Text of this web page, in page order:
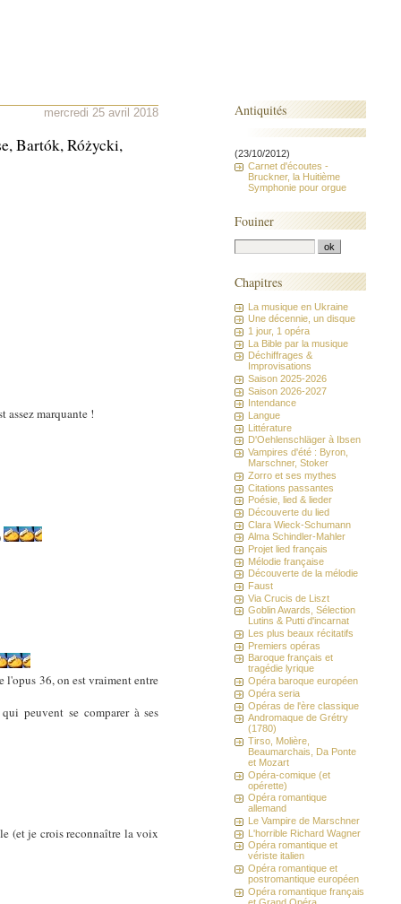
mercredi 25 avril 2018
Bartók, Różycki,
assez marquante !
l'opus 36, on est vraiment entre
peuvent se comparer à ses
(et je crois reconnaître la voix
Antiquités
(23/10/2012)
Carnet d'écoutes -
Bruckner, la Huitième
Symphonie pour orgue
Fouiner
Chapitres
La musique en Ukraine
Une décennie, un disque
1 jour, 1 opéra
La Bible par la musique
Déchiffrages &
Improvisations
Saison 2025-2026
Saison 2026-2027
Intendance
Langue
Littérature
D'Oehlenschläger à Ibsen
Vampires d'été : Byron,
Marschner, Stoker
Zorro et ses mythes
Citations passantes
Poésie, lied & lieder
Découverte du lied
Clara Wieck-Schumann
Alma Schindler-Mahler
Projet lied français
Mélodie française
Découverte de la mélodie
Faust
Via Crucis de Liszt
Goblin Awards, Sélection
Lutins & Putti d'incarnat
Les plus beaux récitatifs
Premiers opéras
Baroque français et
tragédie lyrique
Opéra baroque européen
Opéra seria
Opéras de l'ère classique
Andromaque de Grétry
(1780)
Tirso, Molière,
Beaumarchais, Da Ponte
et Mozart
Opéra-comique (et
opérette)
Opéra romantique
allemand
Le Vampire de Marschner
L'horrible Richard Wagner
Opéra romantique et
vériste italien
Opéra romantique et
postromantique européen
Opéra romantique français